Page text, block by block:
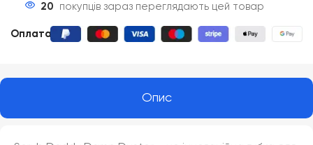
20 покупців зараз переглядають цей товар
Оплата
Опис